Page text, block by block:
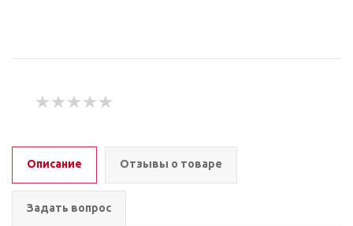
Описание Отзывы о товаре
Задать вопрос